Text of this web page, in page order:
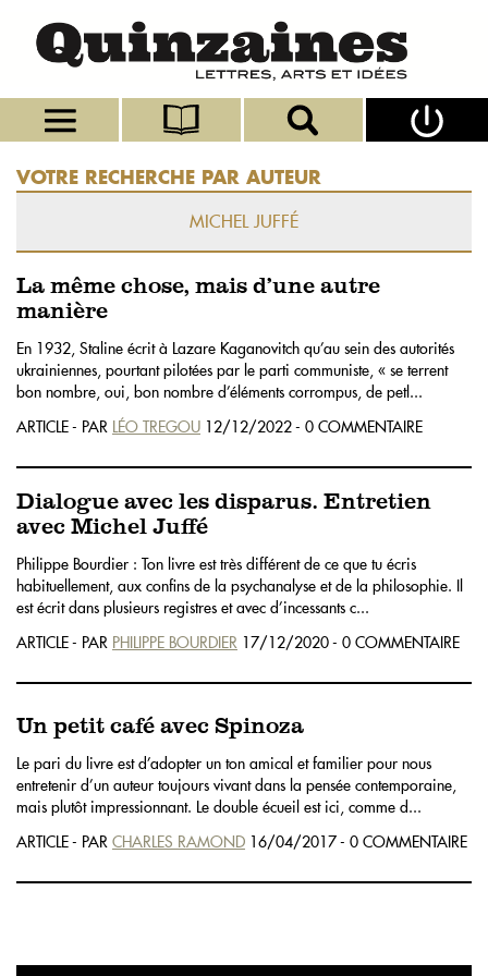
VOTRE RECHERCHE PAR AUTEUR
MICHEL JUFFÉ
La même chose, mais d’une autre
manière
En 1932, Staline écrit à Lazare Kaganovitch qu’au sein des autorités
ukrainiennes, pourtant pilotées par le parti communiste, « se terrent
bon nombre, oui, bon nombre d’éléments corrompus, de petl...
ARTICLE - PAR LÉO TREGOU 12/12/2022 - 0 COMMENTAIRE
Dialogue avec les disparus. Entretien
avec Michel Juffé
Philippe Bourdier : Ton livre est très différent de ce que tu écris
habituellement, aux confins de la psychanalyse et de la philosophie. Il
est écrit dans plusieurs registres et avec d’incessants c...
ARTICLE - PAR PHILIPPE BOURDIER 17/12/2020 - 0 COMMENTAIRE
Un petit café avec Spinoza
Le pari du livre est d’adopter un ton amical et familier pour nous
entretenir d’un auteur toujours vivant dans la pensée contemporaine,
mais plutôt impressionnant. Le double écueil est ici, comme d...
ARTICLE - PAR CHARLES RAMOND 16/04/2017 - 0 COMMENTAIRE